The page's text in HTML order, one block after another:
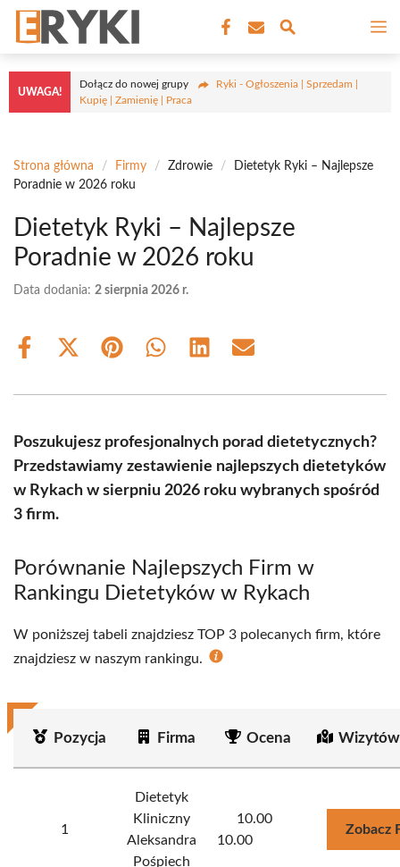
Przejdź
treści
UWAGA!
Dołącz do nowej grupy
Ryki - Ogłoszenia | Sprzedam |
Kupię | Zamienię | Praca
Strona główna / Firmy / Zdrowie /
Dietetyk Ryki – Najlepsze
Poradnie w 2026 roku
Dietetyk Ryki – Najlepsze
Poradnie w 2026 roku
Data dodania: 2 sierpnia 2026 r.
Share
Share
(Twitter)
Share Share Share Share
Poszukujesz profesjonalnych porad dietetycznych?
Przedstawiamy zestawienie najlepszych dietetyków
w Rykach w sierpniu 2026 roku wybranych spośród
3 firm.
Porównanie Najlepszych Firm w
Rankingu Dietetyków w Rykach
W poniższej tabeli znajdziesz TOP 3 polecanych firm, które
znajdziesz w naszym rankingu.
Pozycja Firma Ocena
1
Dietetyk
Kliniczny
Aleksandra
Pośpiech
10.00
10.00
Zobacz